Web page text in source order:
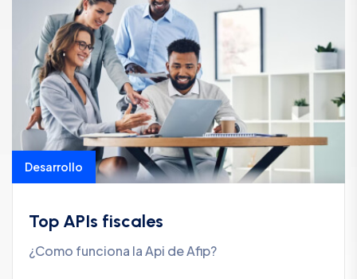
Desarrollo
Top APIs fiscales
¿Como funciona la Api de Afip?